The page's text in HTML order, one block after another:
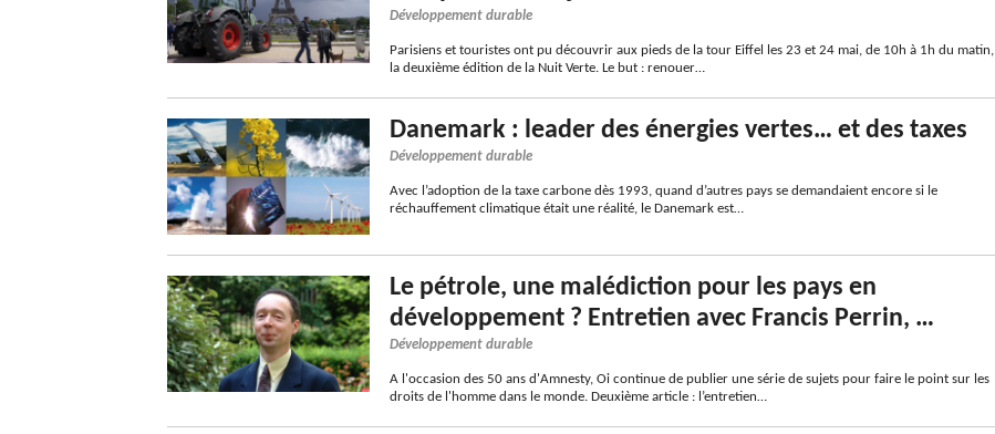
Développement durable
Parisiens et touristes ont pu découvrir aux pieds de la tour Eiffel les 23 et 24 mai, de 10h à 1h du matin,
la deuxième édition de la Nuit Verte. Le but : renouer…
Danemark : leader des énergies vertes… et des taxes
Développement durable
Avec l’adoption de la taxe carbone dès 1993, quand d’autres pays se demandaient encore si le
réchauffement climatique était une réalité, le Danemark est…
Le pétrole, une malédiction pour les pays en
développement ? Entretien avec Francis Perrin, …
Développement durable
A l'occasion des 50 ans d'Amnesty, Oi continue de publier une série de sujets pour faire le point sur les
droits de l'homme dans le monde. Deuxième article : l’entretien…